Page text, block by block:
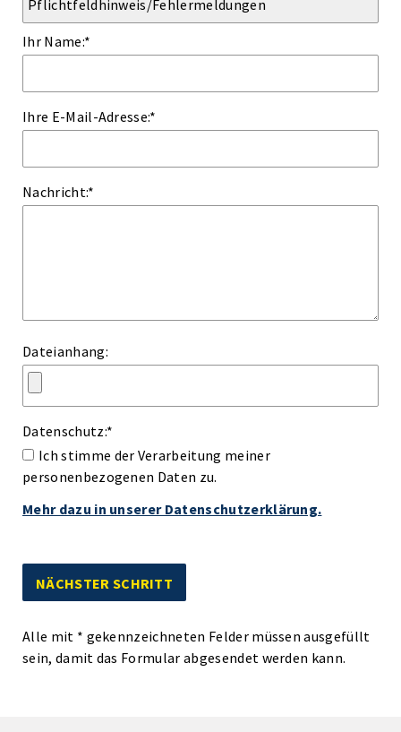
Ihr Name:*
Ihre E-Mail-Adresse:*
Nachricht:*
Dateianhang:
Datenschutz:*
Ich stimme der Verarbeitung meiner
personenbezogenen Daten zu.
Mehr dazu in unserer Datenschutzerklärung.
Alle mit * gekennzeichneten Felder müssen ausgefüllt
sein, damit das Formular abgesendet werden kann.